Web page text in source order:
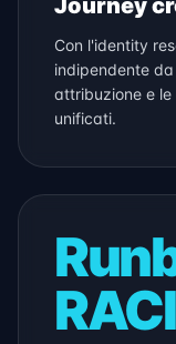
Journey
Con l'identity
indipendente
attribuzione e
unificati.
RACI